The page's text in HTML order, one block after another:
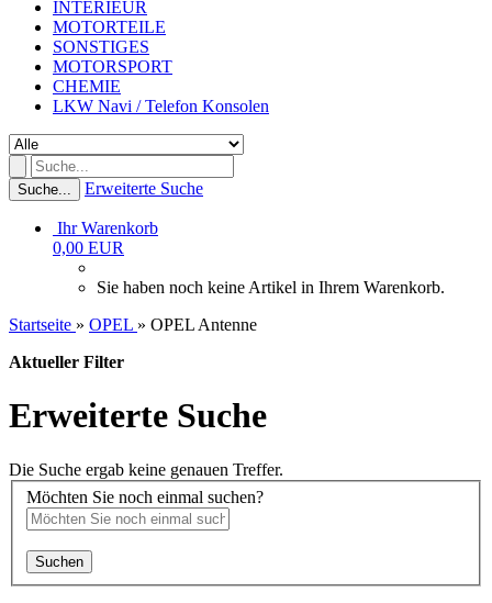
INTERIEUR
MOTORTEILE
SONSTIGES
MOTORSPORT
CHEMIE
LKW Navi / Telefon Konsolen
Suche... Erweiterte Suche
Ihr Warenkorb
0,00 EUR
Sie haben noch keine Artikel in Ihrem Warenkorb.
Startseite » OPEL » OPEL Antenne
Aktueller Filter
Erweiterte Suche
Die Suche ergab keine genauen Treffer.
Möchten Sie noch einmal suchen?
Suchen